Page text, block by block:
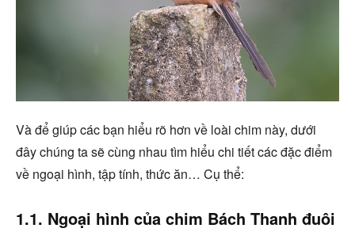
Và để giúp các bạn hiểu rõ hơn về loài chim này, dưới
đây chúng ta sẽ cùng nhau tìm hiểu chi tiết các đặc điểm
về ngoại hình, tập tính, thức ăn… Cụ thể:
1.1. Ngoại hình của chim Bách Thanh đuôi